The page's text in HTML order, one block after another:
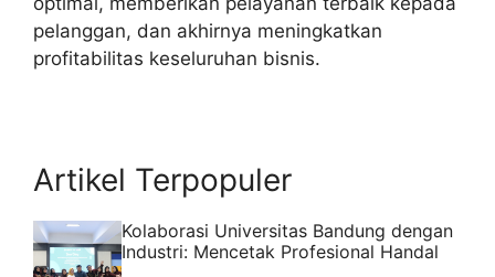
pelanggan, dan akhirnya meningkatkan
profitabilitas keseluruhan bisnis.
Artikel Terpopuler
Kolaborasi Universitas Bandung dengan
Industri: Mencetak Profesional Handal